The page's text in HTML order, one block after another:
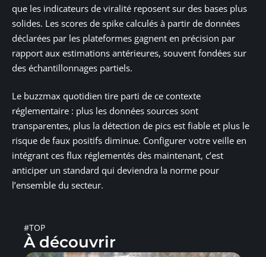
que les indicateurs de viralité reposent sur des bases plus
solides. Les scores de spike calculés à partir de données
déclarées par les plateformes gagnent en précision par
rapport aux estimations antérieures, souvent fondées sur
des échantillonnages partiels.
Le buzzmax quotidien tire parti de ce contexte
réglementaire : plus les données sources sont
transparentes, plus la détection de pics est fiable et plus le
risque de faux positifs diminue. Configurer votre veille en
intégrant ces flux réglementés dès maintenant, c’est
anticiper un standard qui deviendra la norme pour
l’ensemble du secteur.
#TOP
À découvrir